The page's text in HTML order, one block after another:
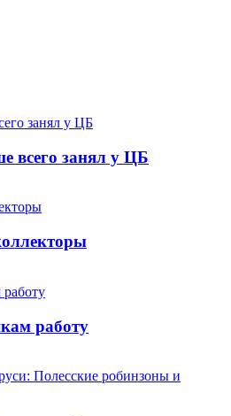
всего занял у ЦБ
работу